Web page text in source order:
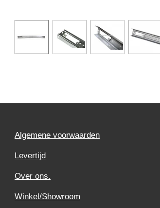
Algemene voorwaarden
Levertijd
Over ons.
Winkel/Showroom